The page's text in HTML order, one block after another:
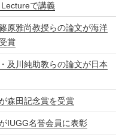
Lectureで講義
原雅尚教授らの論文が海洋
賞
及川純助教らの論文が日本
森田記念賞を受賞
IUGG名誉会員に表彰